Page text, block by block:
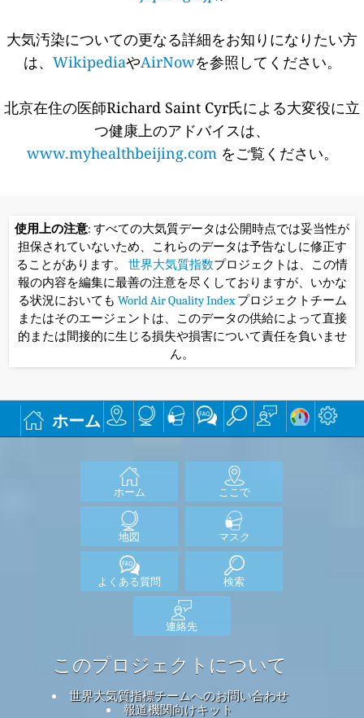
大気汚染についての更なる詳細をお知りになりたい方
は、 WikipediaやAirNowを参照してください。
北京在住の医師Richard Saint Cyr氏による大変役に立
つ健康上のアドバイスは、
www.myhealthbeijing.com をご覧ください。
使用上の注意: すべての大気質データは公開時点では妥当性が
担保されていないため、これらのデータは予告なしに修正す
ることがあります。 世界大気質指数プロジェクトは、この情
報の内容を編集に最善の注意を尽くしておりますが、いかな
る状況においても World Air Quality Indexプロジェクトチーム
またはそのエージェントは、このデータの供給によって直接
的または間接的に生じる損失や損害について責任を負いませ
ん。
ホーム
ホーム ここで
地図 マスク
よくある質問 検索
連絡先
このプロジェクトについて
世界大気質指標チームへのお問い合わせ
報道機関向けキット